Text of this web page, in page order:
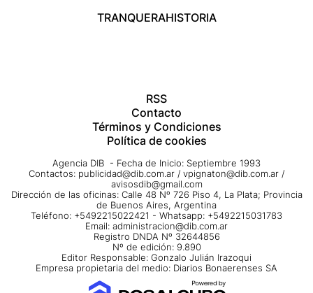
TRANQUERAHISTORIA
RSS
Contacto
Términos y Condiciones
Política de cookies
Agencia DIB - Fecha de Inicio: Septiembre 1993
Contactos: publicidad@dib.com.ar / vpignaton@dib.com.ar /
avisosdib@gmail.com
Dirección de las oficinas: Calle 48 Nº 726 Piso 4, La Plata; Provincia
de Buenos Aires, Argentina
Teléfono: +5492215022421 - Whatsapp: +5492215031783
Email: administracion@dib.com.ar
Registro DNDA Nº 32644856
Nº de edición: 9.890
Editor Responsable: Gonzalo Julián Irazoqui
Empresa propietaria del medio: Diarios Bonaerenses SA